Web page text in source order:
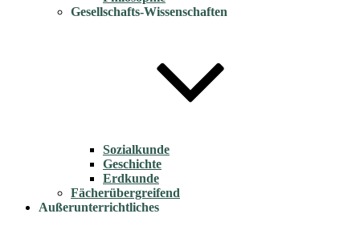
Gesellschafts-Wissenschaften
Sozialkunde
Geschichte
Erdkunde
Fächerübergreifend
Außerunterrichtliches